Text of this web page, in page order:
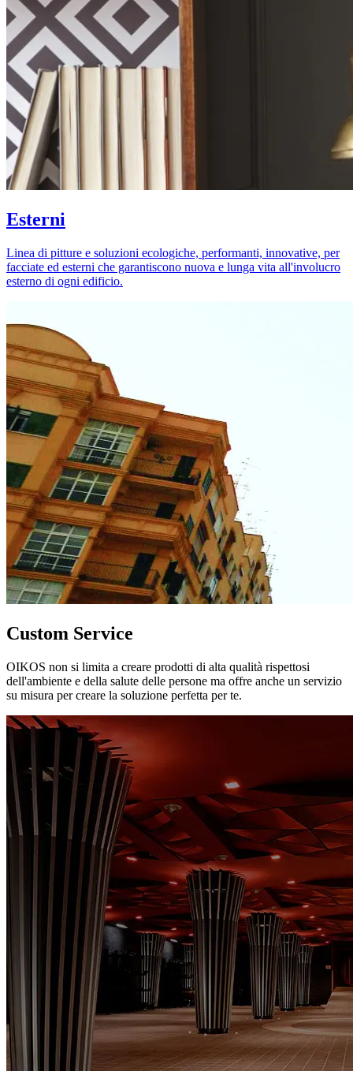
Esterni
Linea di pitture e soluzioni ecologiche, performanti, innovative, per
facciate ed esterni che garantiscono nuova e lunga vita all'involucro
esterno di ogni edificio.
Custom Service
OIKOS non si limita a creare prodotti di alta qualità rispettosi
dell'ambiente e della salute delle persone ma offre anche un servizio
su misura per creare la soluzione perfetta per te.